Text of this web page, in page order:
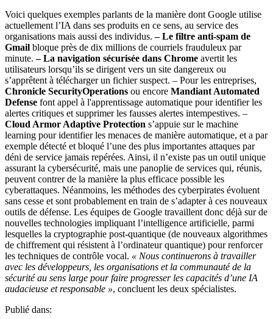
Voici quelques exemples parlants de la manière dont Google utilise
actuellement l’IA dans ses produits en ce sens, au service des
organisations mais aussi des individus.– Le filtre anti-spam de
Gmail bloque près de dix millions de courriels frauduleux par
minute.– La navigation sécurisée dans Chrome avertit les
utilisateurs lorsqu’ils se dirigent vers un site dangereux ou
s’apprêtent à télécharger un fichier suspect. – Pour les entreprises,
Chronicle SecurityOperations ou encore Mandiant Automated
Defense font appel à l'apprentissage automatique pour identifier les
alertes critiques et supprimer les fausses alertes intempestives. –
Cloud Armor Adaptive Protection s’appuie sur le machine
learning pour identifier les menaces de manière automatique, et a par
exemple détecté et bloqué l’une des plus importantes attaques par
déni de service jamais repérées. Ainsi, il n’existe pas un outil unique
assurant la cybersécurité, mais une panoplie de services qui, réunis,
peuvent contrer de la manière la plus efficace possible les
cyberattaques. Néanmoins, les méthodes des cyberpirates évoluent
sans cesse et sont probablement en train de s’adapter à ces nouveaux
outils de défense. Les équipes de Google travaillent donc déjà sur de
nouvelles technologies impliquant l’intelligence artificielle, parmi
lesquelles la cryptographie post-quantique (de nouveaux algorithmes
de chiffrement qui résistent à l’ordinateur quantique) pour renforcer
les techniques de contrôle vocal. « Nous continuerons à travailler
avec les développeurs, les organisations et la communauté de la
sécurité au sens large pour faire progresser les capacités d’une IA
audacieuse et responsable », concluent les deux spécialistes.
Publié dans: